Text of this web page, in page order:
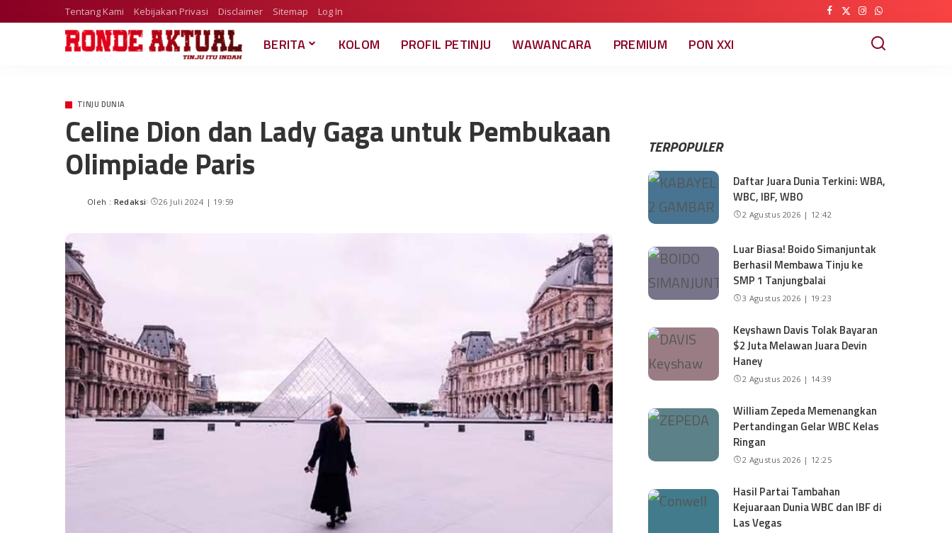
Tentang Kami Kebijakan Privasi Disclaimer Sitemap Log In
BERITA KOLOM PROFIL PETINJU WAWANCARA PREMIUM PON XXI
TINJU DUNIA
Celine Dion dan Lady Gaga untuk Pembukaan
Olimpiade Paris
Oleh : Redaksi 26 Juli 2024 | 19:59
TERPOPULER
Daftar Juara Dunia Terkini: WBA,
WBC, IBF, WBO
2 Agustus 2026 | 12:42
Luar Biasa! Boido Simanjuntak
Berhasil Membawa Tinju ke
SMP 1 Tanjungbalai
3 Agustus 2026 | 19:23
Keyshawn Davis Tolak Bayaran
$2 Juta Melawan Juara Devin
Haney
2 Agustus 2026 | 14:39
William Zepeda Memenangkan
Pertandingan Gelar WBC Kelas
Ringan
2 Agustus 2026 | 12:25
Hasil Partai Tambahan
Kejuaraan Dunia WBC dan IBF di
Las Vegas